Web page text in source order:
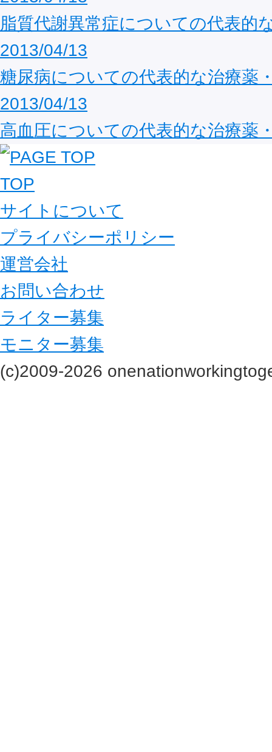
脂質代謝異常症についての代表的
2013/04/13
糖尿病についての代表的な治療薬
2013/04/13
高血圧についての代表的な治療薬
TOP
サイトについて
プライバシーポリシー
運営会社
お問い合わせ
ライター募集
モニター募集
(c)2009-2026